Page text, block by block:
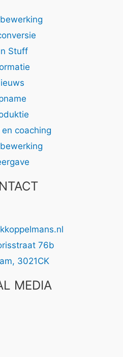
Stuff
coaching
76b
, 3021CK
MEDIA